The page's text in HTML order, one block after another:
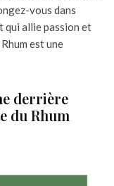
vous dans
qui allie passion et
est une
derrière
du Rhum